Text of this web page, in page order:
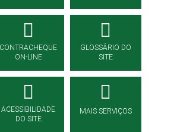
CONTRACHEQUE
ON-LINE
GLOSSÁRIO DO
SITE
ACESSIBILIDADE
DO SITE
MAIS SERVIÇOS